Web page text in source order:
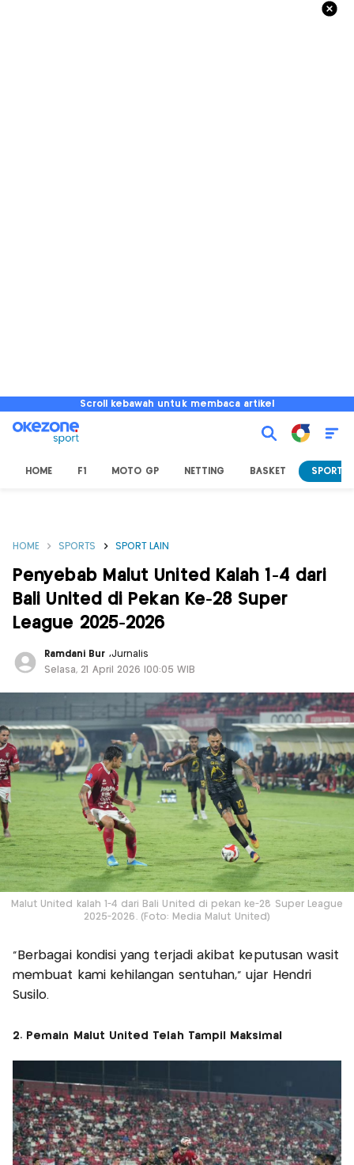
Scroll kebawah untuk membaca artikel
HOME F1 MOTO GP NETTING BASKET SPORT
HOME SPORTS SPORT LAIN
Penyebab Malut United Kalah 1-4 dari
Bali United di Pekan Ke-28 Super
League 2025-2026
Ramdani Bur ,Jurnalis
Selasa, 21 April 2026 |00:05 WIB
Malut United kalah 1-4 dari Bali United di pekan ke-28 Super League
2025-2026. (Foto: Media Malut United)
“Berbagai kondisi yang terjadi akibat keputusan wasit
membuat kami kehilangan sentuhan,” ujar Hendri
Susilo.
2. Pemain Malut United Telah Tampil Maksimal